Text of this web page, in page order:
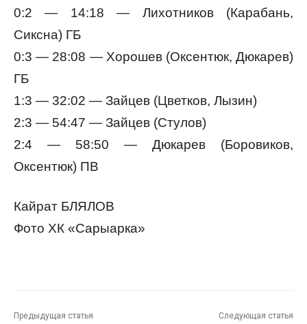
0:2 — 14:18 — Лихотников (Карабань,
Сиксна) ГБ
0:3 — 28:08 — Хорошев (Оксентюк, Дюкарев)
ГБ
1:3 — 32:02 — Зайцев (Цветков, Лызин)
2:3 — 54:47 — Зайцев (Стулов)
2:4 — 58:50 — Дюкарев (Боровиков,
Оксентюк) ПВ
Кайрат БЛЯЛОВ
Фото ХК «Сарыарка»
Предыдущая статья Следующая статья